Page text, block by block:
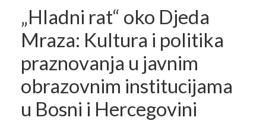
„Hladni rat“ oko Djeda
Mraza: Kultura i politika
praznovanja u javnim
obrazovnim institucijama
u Bosni i Hercegovini